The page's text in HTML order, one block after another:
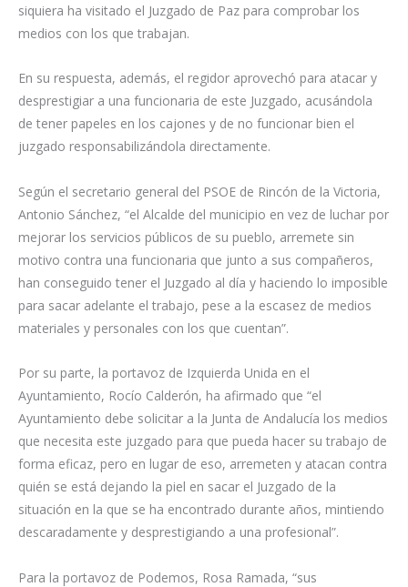
siquiera ha visitado el Juzgado de Paz para comprobar los
medios con los que trabajan.
En su respuesta, además, el regidor aprovechó para atacar y
desprestigiar a una funcionaria de este Juzgado, acusándola
de tener papeles en los cajones y de no funcionar bien el
juzgado responsabilizándola directamente.
Según el secretario general del PSOE de Rincón de la Victoria,
Antonio Sánchez, “el Alcalde del municipio en vez de luchar por
mejorar los servicios públicos de su pueblo, arremete sin
motivo contra una funcionaria que junto a sus compañeros,
han conseguido tener el Juzgado al día y haciendo lo imposible
para sacar adelante el trabajo, pese a la escasez de medios
materiales y personales con los que cuentan”.
Por su parte, la portavoz de Izquierda Unida en el
Ayuntamiento, Rocío Calderón, ha afirmado que “el
Ayuntamiento debe solicitar a la Junta de Andalucía los medios
que necesita este juzgado para que pueda hacer su trabajo de
forma eficaz, pero en lugar de eso, arremeten y atacan contra
quién se está dejando la piel en sacar el Juzgado de la
situación en la que se ha encontrado durante años, mintiendo
descaradamente y desprestigiando a una profesional”.
Para la portavoz de Podemos, Rosa Ramada, “sus